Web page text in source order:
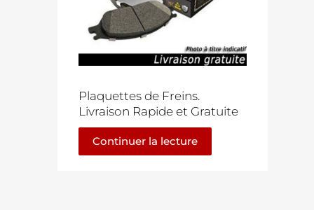
Plaquettes de Freins.
Livraison Rapide et Gratuite
Continuer la lecture